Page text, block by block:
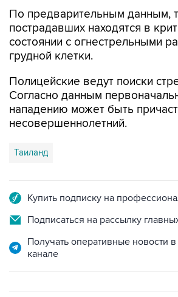
По предварительным данным,
пострадавших находятся в
состоянии с огнестрельными
грудной клетки.
Полицейские ведут поиски
Согласно данным
нападению может быть
несовершеннолетний.
Таиланд
Купить подписку на
Подписаться на рассылку
Получать оперативные новости
канале